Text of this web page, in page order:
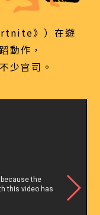
》）在遊
動作，
少官司。